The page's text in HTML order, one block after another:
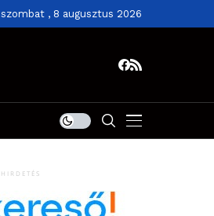
szombat , 8 augusztus 2026
HIRDETÉS